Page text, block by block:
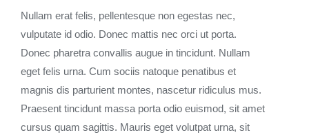
Nullam erat felis, pellentesque non egestas nec,
vulputate id odio. Donec mattis nec orci ut porta.
Donec pharetra convallis augue in tincidunt. Nullam
eget felis urna. Cum sociis natoque penatibus et
magnis dis parturient montes, nascetur ridiculus mus.
Praesent tincidunt massa porta odio euismod, sit amet
cursus quam sagittis. Mauris eget volutpat urna, sit